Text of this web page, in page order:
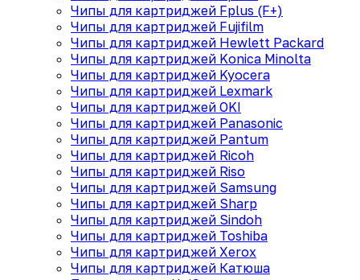
Чипы для картриджей Fplus (F+)
Чипы для картриджей Fujifilm
Чипы для картриджей Hewlett Packard
Чипы для картриджей Konica Minolta
Чипы для картриджей Kyocera
Чипы для картриджей Lexmark
Чипы для картриджей OKI
Чипы для картриджей Panasonic
Чипы для картриджей Pantum
Чипы для картриджей Ricoh
Чипы для картриджей Riso
Чипы для картриджей Samsung
Чипы для картриджей Sharp
Чипы для картриджей Sindoh
Чипы для картриджей Toshiba
Чипы для картриджей Xerox
Чипы для картриджей Катюша